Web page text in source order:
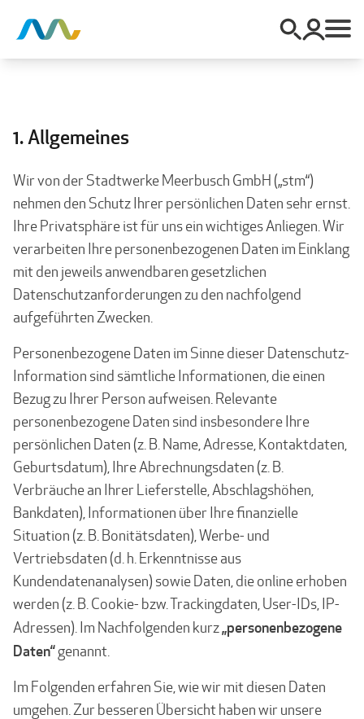
1. Allgemeines
Wir von der Stadtwerke Meerbusch GmbH („stm“)
nehmen den Schutz Ihrer persönlichen Daten sehr ernst.
Ihre Privatsphäre ist für uns ein wichtiges Anliegen. Wir
verarbeiten Ihre personenbezogenen Daten im Einklang
mit den jeweils anwendbaren gesetzlichen
Datenschutzanforderungen zu den nachfolgend
aufgeführten Zwecken.
Personenbezogene Daten im Sinne dieser Datenschutz-
Information sind sämtliche Informationen, die einen
Bezug zu Ihrer Person aufweisen. Relevante
personenbezogene Daten sind insbesondere Ihre
persönlichen Daten (z. B. Name, Adresse, Kontaktdaten,
Geburtsdatum), Ihre Abrechnungsdaten (z. B.
Verbräuche an Ihrer Lieferstelle, Abschlagshöhen,
Bankdaten), Informationen über Ihre finanzielle
Situation (z. B. Bonitätsdaten), Werbe- und
Vertriebsdaten (d. h. Erkenntnisse aus
Kundendatenanalysen) sowie Daten, die online erhoben
werden (z. B. Cookie- bzw. Trackingdaten, User-IDs, IP-
Adressen). Im Nachfolgenden kurz„personenbezogene
Daten“genannt.
Im Folgenden erfahren Sie, wie wir mit diesen Daten
umgehen. Zur besseren Übersicht haben wir unsere